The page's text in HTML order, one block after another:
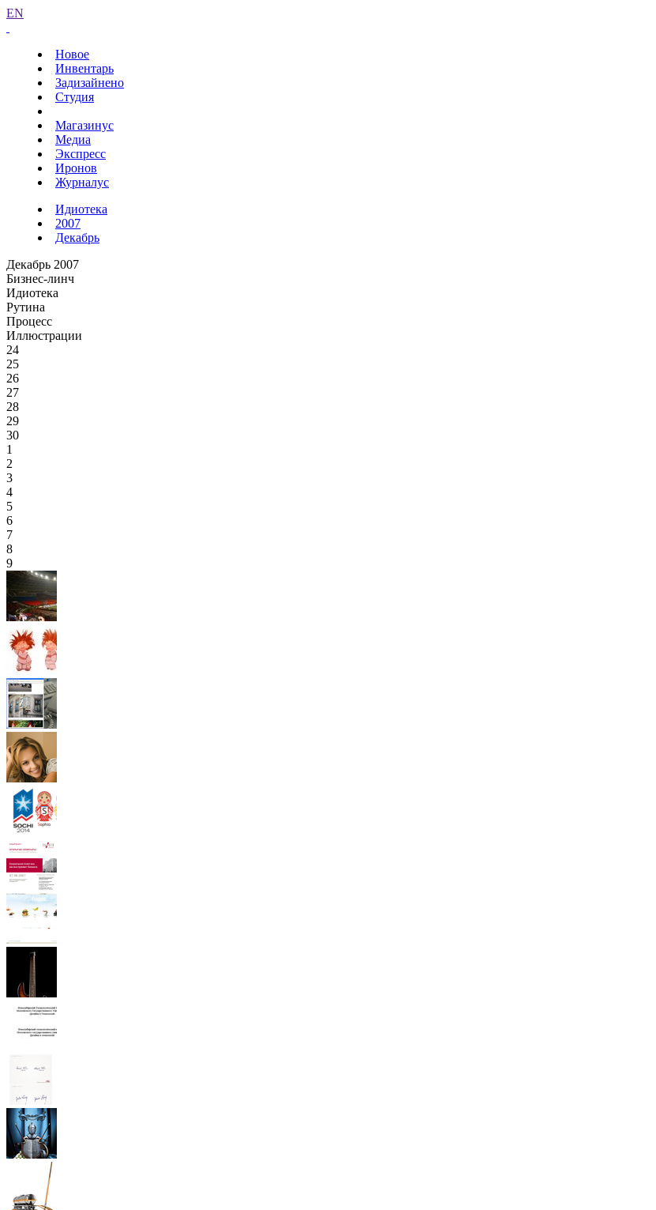
EN
Новое
Инвентарь
Задизайнено
Студия
Магазинус
Медиа
Экспресс
Иронов
Журналус
Идиотека
2007
Декабрь
Декабрь 2007
Бизнес-линч
Идиотека
Рутина
Процесс
Иллюстрации
24
25
26
27
28
29
30
1
2
3
4
5
6
7
8
9